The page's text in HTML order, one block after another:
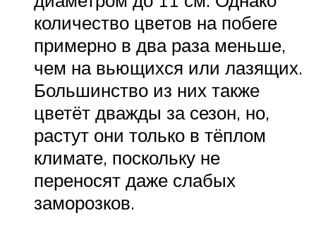
количество цветов на побеге
примерно в два раза меньше,
чем на вьющихся или лазящих.
Большинство из них также
цветёт дважды за сезон, но,
растут они только в тёплом
климате, поскольку не
переносят даже слабых
заморозков.